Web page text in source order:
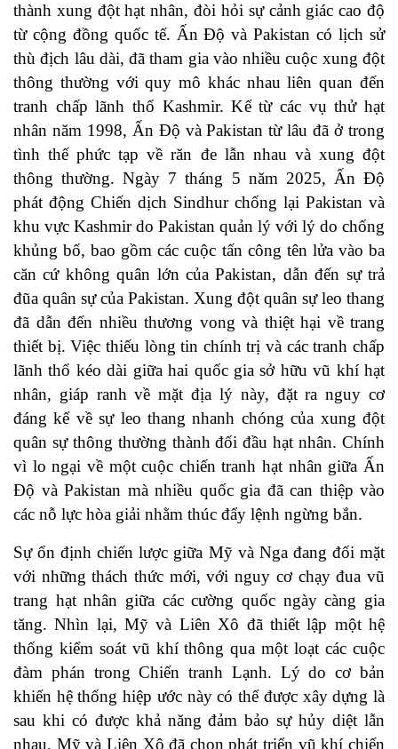
thành xung đột hạt nhân, đòi hỏi sự cảnh giác cao độ
từ cộng đồng quốc tế. Ấn Độ và Pakistan có lịch sử
thù địch lâu dài, đã tham gia vào nhiều cuộc xung đột
thông thường với quy mô khác nhau liên quan đến
tranh chấp lãnh thổ Kashmir. Kể từ các vụ thử hạt
nhân năm 1998, Ấn Độ và Pakistan từ lâu đã ở trong
tình thế phức tạp về răn đe lẫn nhau và xung đột
thông thường. Ngày 7 tháng 5 năm 2025, Ấn Độ
phát động Chiến dịch Sindhur chống lại Pakistan và
khu vực Kashmir do Pakistan quản lý với lý do chống
khủng bố, bao gồm các cuộc tấn công tên lửa vào ba
căn cứ không quân lớn của Pakistan, dẫn đến sự trả
đũa quân sự của Pakistan. Xung đột quân sự leo thang
đã dẫn đến nhiều thương vong và thiệt hại về trang
thiết bị. Việc thiếu lòng tin chính trị và các tranh chấp
lãnh thổ kéo dài giữa hai quốc gia sở hữu vũ khí hạt
nhân, giáp ranh về mặt địa lý này, đặt ra nguy cơ
đáng kể về sự leo thang nhanh chóng của xung đột
quân sự thông thường thành đối đầu hạt nhân. Chính
vì lo ngại về một cuộc chiến tranh hạt nhân giữa Ấn
Độ và Pakistan mà nhiều quốc gia đã can thiệp vào
các nỗ lực hòa giải nhằm thúc đẩy lệnh ngừng bắn.
Sự ổn định chiến lược giữa Mỹ và Nga đang đối mặt
với những thách thức mới, với nguy cơ chạy đua vũ
trang hạt nhân giữa các cường quốc ngày càng gia
tăng. Nhìn lại, Mỹ và Liên Xô đã thiết lập một hệ
thống kiểm soát vũ khí thông qua một loạt các cuộc
đàm phán trong Chiến tranh Lạnh. Lý do cơ bản
khiến hệ thống hiệp ước này có thể được xây dựng là
sau khi có được khả năng đảm bảo sự hủy diệt lẫn
nhau, Mỹ và Liên Xô đã chọn phát triển vũ khí chiến